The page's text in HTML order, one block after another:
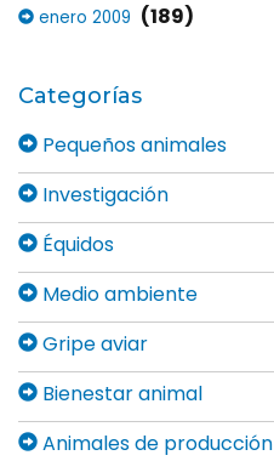
enero 2009 (189)
Categorías
Pequeños animales
Investigación
Équidos
Medio ambiente
Gripe aviar
Bienestar animal
Animales de producción